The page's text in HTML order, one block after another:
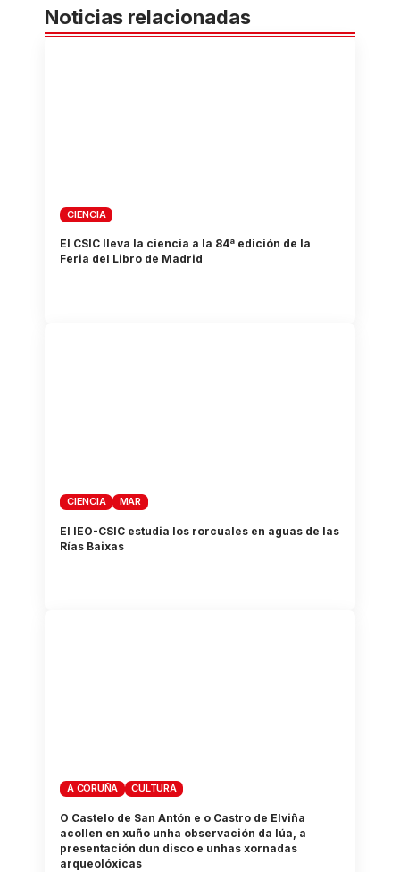
Noticias relacionadas
CIENCIA
El CSIC lleva la ciencia a la 84ª edición de la
Feria del Libro de Madrid
CIENCIA MAR
El IEO-CSIC estudia los rorcuales en aguas de las
Rías Baixas
A CORUÑA CULTURA
O Castelo de San Antón e o Castro de Elviña
acollen en xuño unha observación da lúa, a
presentación dun disco e unhas xornadas
arqueolóxicas